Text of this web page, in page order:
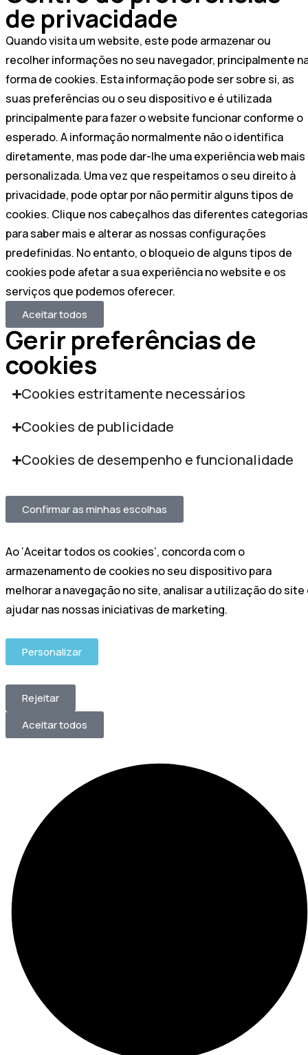
de privacidade
Quando visita um website, este pode armazenar ou
recolher informações no seu navegador, principalmente
forma de cookies. Esta informação pode ser sobre si, as
suas preferências ou o seu dispositivo e é utilizada
principalmente para fazer o website funcionar conforme o
esperado. A informação normalmente não o identifica
diretamente, mas pode dar-lhe uma experiência web mais
personalizada. Uma vez que respeitamos o seu direito à
privacidade, pode optar por não permitir alguns tipos de
cookies. Clique nos cabeçalhos das diferentes categorias
para saber mais e alterar as nossas configurações
predefinidas. No entanto, o bloqueio de alguns tipos de
cookies pode afetar a sua experiência no website e os
serviços que podemos oferecer.
Aceitar todos
Gerir preferências de
cookies
Cookies estritamente necessários
Cookies de publicidade
Cookies de desempenho e funcionalidade
Confirmar as minhas escolhas
Ao ‘Aceitar todos os cookies’, concorda com o
armazenamento de cookies no seu dispositivo para
melhorar a navegação no site, analisar a utilização do site
ajudar nas nossas iniciativas de marketing.
Personalizar
Rejeitar
Aceitar todos